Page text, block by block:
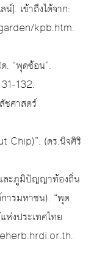
]. เข้าถึงได้จาก:
kpb.htm.
. “พุดซ้อน”.
132.
ชศาสตร์
Chip)”. (ดร.นิจศิริ
ละภูมิปัญญาท้องถิ่น
ารมหาชน). “พุด
งประเทศไทย